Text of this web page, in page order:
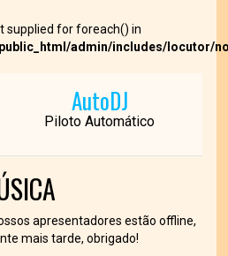
supplied for foreach() in
admin/includes/locutor/
AutoDJ
Piloto Automático
apresentadores estão offline,
mais tarde, obrigado!